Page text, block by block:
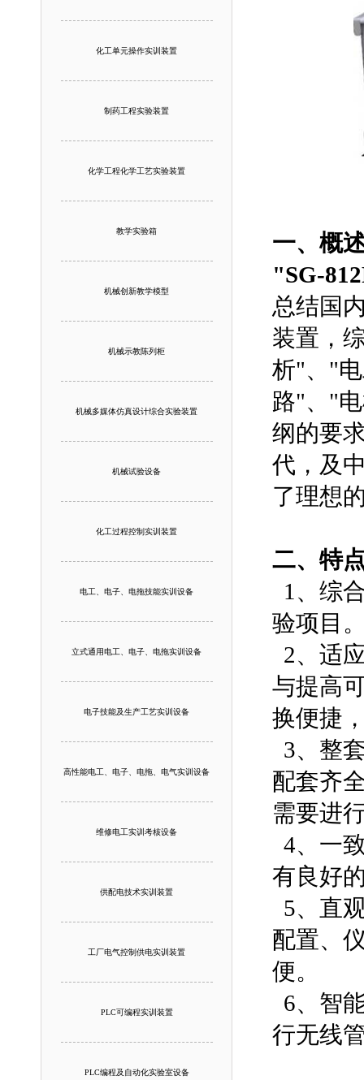
化工单元操作实训装置
制药工程实验装置
化学工程化学工艺实验装置
教学实验箱
机械创新教学模型
机械示教陈列柜
机械多媒体仿真设计综合实验装置
机械试验设备
化工过程控制实训装置
电工、电子、电拖技能实训设备
立式通用电工、电子、电拖实训设备
电子技能及生产工艺实训设备
高性能电工、电子、电拖、电气实训设备
维修电工实训考核设备
供配电技术实训装置
工厂电气控制供电实训装置
PLC可编程实训装置
PLC编程及自动化实验室设备
一、概
"SG-
总结国
装置，
析"、"
路"、"
纲的要
代，及
了理想
二、特
1、综
验项目
2、适
与提高
换便捷
3、整
配套齐
需要进
4、一
有良好
5、直
配置、
便。
6、智
行无线